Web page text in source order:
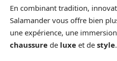
En combinant tradition,
Salamander vous offre bien
une expérience, une
chaussure de luxe et de style.